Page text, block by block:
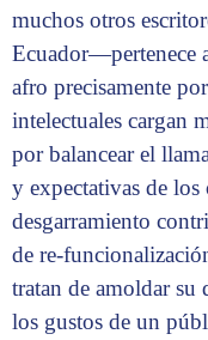
muchos otros
Ecuador—pertenece
afro precisamente
intelectuales cargan
por balancear el
y expectativas de
desgarramiento
de re-
tratan de amoldar su
los gustos de un